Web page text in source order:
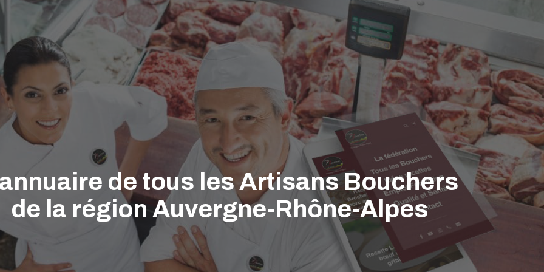
de tous les Artisans Bouchers
de la région Auvergne-Rhône-Alpes